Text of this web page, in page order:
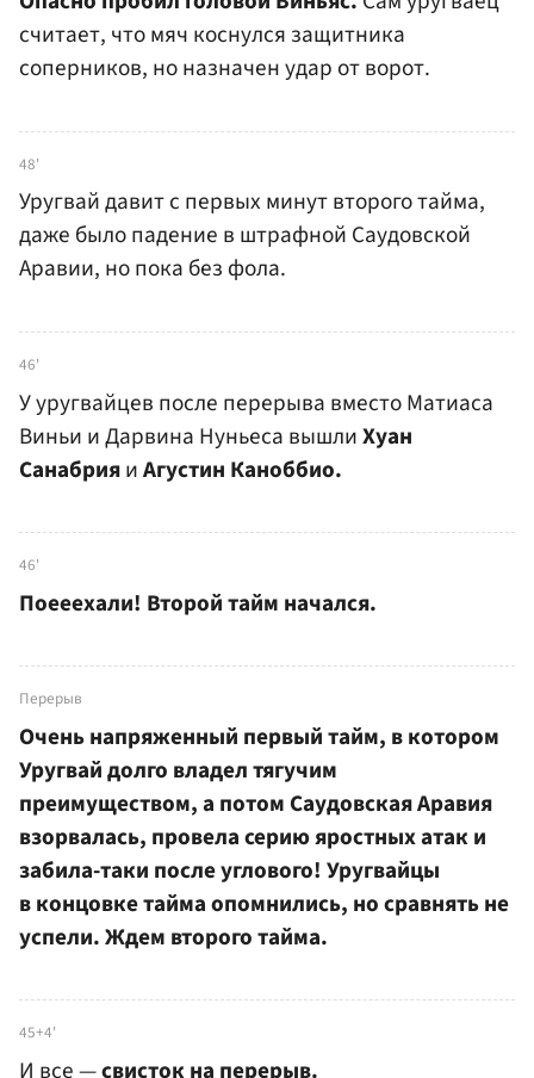
считает, что мяч коснулся защитника
соперников, но назначен удар от ворот.
48'
Уругвай давит с первых минут второго тайма,
даже было падение в штрафной Саудовской
Аравии, но пока без фола.
46'
У уругвайцев после перерыва вместо Матиаса
Виньи и Дарвина Нуньеса вышлиХуан
СанабрияиАгустин Каноббио.
46'
Поееехали! Второй тайм начался.
Перерыв
Очень напряженный первый тайм, в котором
Уругвай долго владел тягучим
преимуществом, а потом Саудовская Аравия
взорвалась, провела серию яростных атак и
забила-таки после углового! Уругвайцы
в концовке тайма опомнились, но сравнять не
успели. Ждем второго тайма.
45+4'
И все —свисток на перерыв.